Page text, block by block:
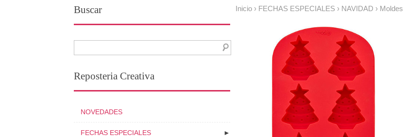
Inicio› FECHAS ESPECIALES› NAVIDAD › Moldes
Buscar
Reposteria Creativa
NOVEDADES
►
FECHAS ESPECIALES